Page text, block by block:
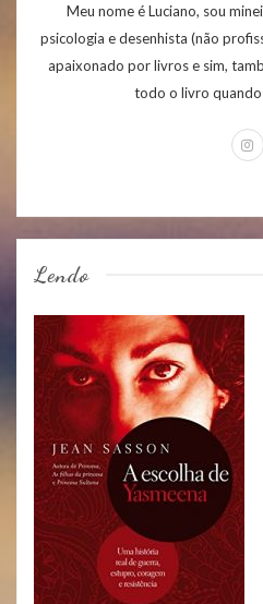
Meu nome é Luciano, sou
psicologia e desenhista (não
apaixonado por livros e sim,
todo o livro quando
Lendo